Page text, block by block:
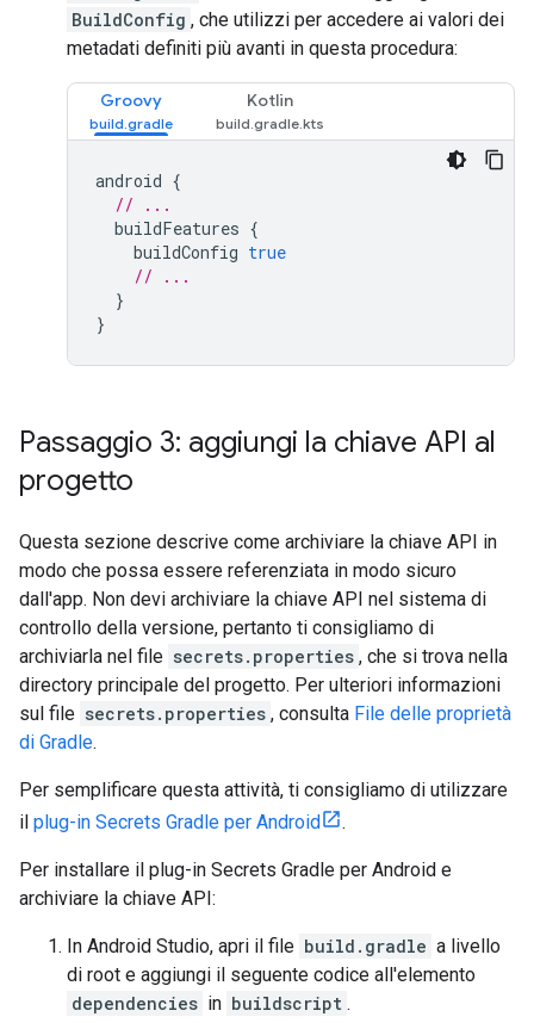
BuildConfig , che utilizzi per accedere ai valori dei
metadati definiti più avanti in questa procedura:
Groovy Kotlin
android {
// ...
buildFeatures {
buildConfig true
// ...
}
}
Passaggio 3: aggiungi la chiave API al
progetto
Questa sezione descrive come archiviare la chiave API in
modo che possa essere referenziata in modo sicuro
dall'app. Non devi archiviare la chiave API nel sistema di
controllo della versione, pertanto ti consigliamo di
archiviarla nel file secrets.properties , che si trova nella
directory principale del progetto. Per ulteriori informazioni
sul file secrets.properties , consulta File delle proprietà
di Gradle.
Per semplificare questa attività, ti consigliamo di utilizzare
il plug-in Secrets Gradle per Android .
Per installare il plug-in Secrets Gradle per Android e
archiviare la chiave API:
In Android Studio, apri il file build.gradle a livello
di root e aggiungi il seguente codice all'elemento
dependencies in buildscript .